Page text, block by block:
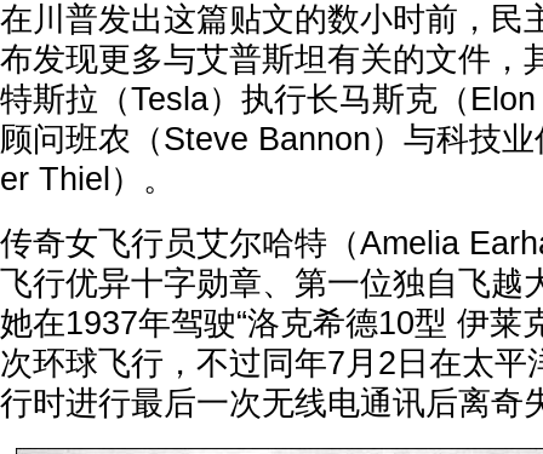
在川普发出这篇贴文的数小时前，民
布发现更多与艾普斯坦有关的文件，
特斯拉（Tesla）执行长马斯克（
顾问班农（Steve Bannon）与科技
er Thiel）。
传奇女飞行员艾尔哈特（Amelia
飞行优异十字勋章、第一位独自飞越
她在1937年驾驶“洛克希德10型 伊莱
次环球飞行，不过同年7月2日在太平
行时进行最后一次无线电通讯后离奇